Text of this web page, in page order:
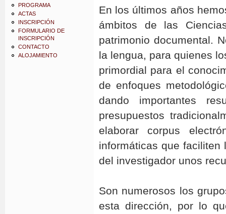
PROGRAMA
ACTAS
INSCRIPCIÓN
FORMULARIO DE
INSCRIPCIÓN
CONTACTO
ALOJAMIENTO
En los últimos años
ámbitos de las
patrimonio documental.
la lengua, para quienes
primordial para el
de enfoques
dando importantes
presupuestos
elaborar corpus
informáticas que
del investigador unos
Son numerosos los
esta dirección, por lo